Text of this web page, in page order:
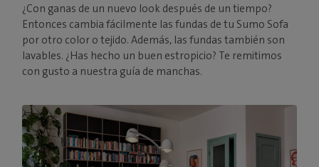
¿Con ganas de un nuevo look después de un tiempo?
Entonces cambia fácilmente las fundas de tu Sumo Sofa
por otro color o tejido. Además, las fundas también son
lavables. ¿Has hecho un buen estropicio? Te remitimos
con gusto a nuestra guía de manchas.